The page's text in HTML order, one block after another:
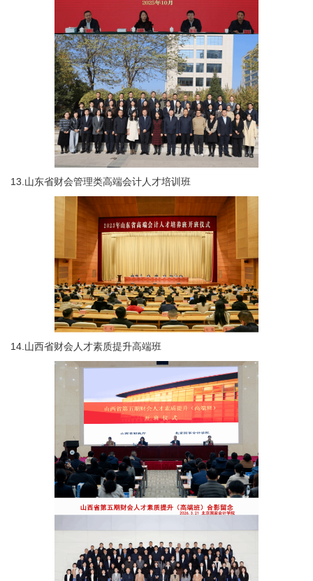
13.山东省财会管理类高端会计人才培训班
14.山西省财会人才素质提升高端班